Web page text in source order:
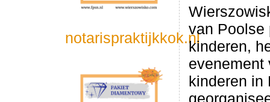
notarispraktijkkok.nl
van Poolse
kinderen,
evenement
kinderen in